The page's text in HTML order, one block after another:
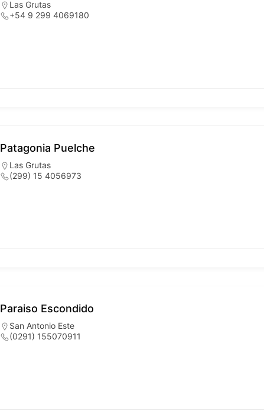
Las Grutas
+54 9 299 4069180
Patagonia Puelche
Las Grutas
(299) 15 4056973
Paraiso Escondido
San Antonio Este
(0291) 155070911